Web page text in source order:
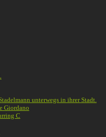
unterwegs in ihrer Stadt.
Giordano
C